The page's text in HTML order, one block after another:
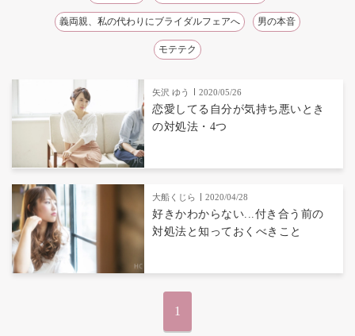
義両親、私の代わりにブライダルフェアへ 男の本音
モテテク
矢沢 ゆう 2020/05/26
恋愛してる自分が気持ち悪いとき
の対処法・4つ
大船くじら 2020/04/28
好きかわからない...付き合う前の
対処法と知っておくべきこと
1